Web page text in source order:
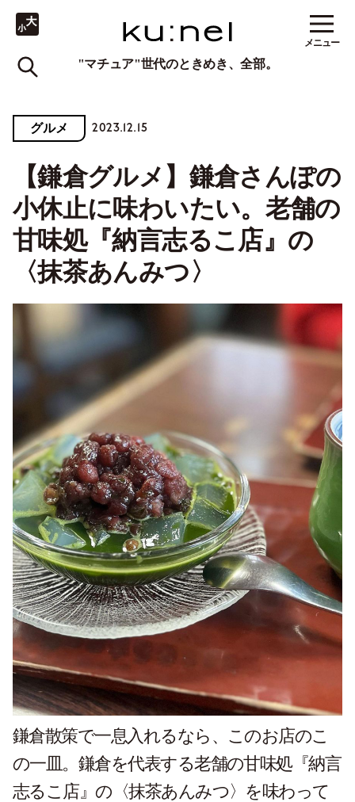
"マチュア"世代のときめき、全部。
メニュー
グルメ 2023.12.15
【鎌倉グルメ】鎌倉さんぽの
小休止に味わいたい。老舗の
甘味処『納言志るこ店』の
〈抹茶あんみつ〉
鎌倉散策で一息入れるなら、このお店のこ
の一皿。鎌倉を代表する老舗の甘味処『納言
志るこ店』の〈抹茶あんみつ〉を味わって